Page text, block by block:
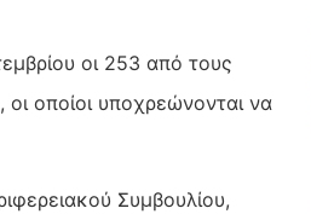
οι 253 από τους
οποίοι υποχρεώνονται να
Συμβουλίου,